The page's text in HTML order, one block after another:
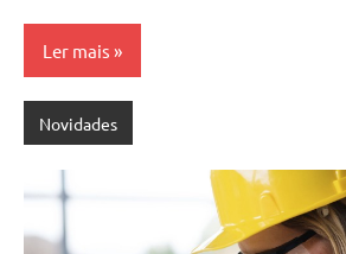
Ler mais
Novidades